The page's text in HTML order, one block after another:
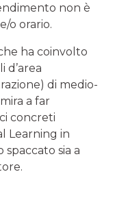
non è
o orario.
ha coinvolto
d’area
di medio-
a far
concreti
Learning in
sia a